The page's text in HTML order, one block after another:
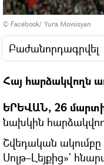
© Facebook/ Yura Movsisyan
Բաժանորդագրվել
Հայ հարձակվողն
ԵՐԵՎԱՆ, 26
նախկին
Շվեդական
Սոլթ–Լեյքից»`